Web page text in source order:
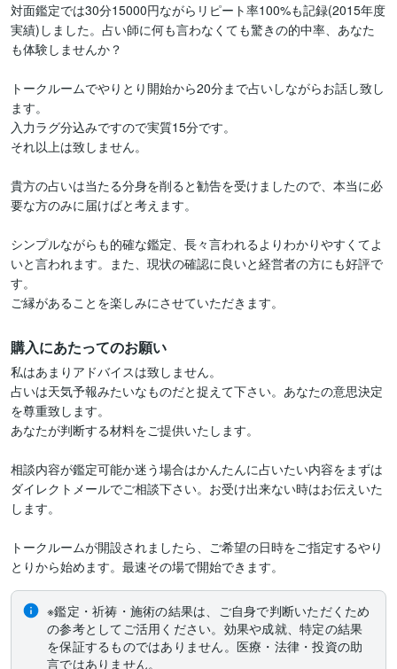
対面鑑定では30分15000円ながらリピート率100%も記録(2015年度
実績)しました。占い師に何も言わなくても驚きの的中率、あなた
も体験しませんか？
トークルームでやりとり開始から20分まで占いしながらお話し致し
ます。
入力ラグ分込みですので実質15分です。
それ以上は致しません。
貴方の占いは当たる分身を削ると勧告を受けましたので、本当に必
要な方のみに届けばと考えます。
シンプルながらも的確な鑑定、長々言われるよりわかりやすくてよ
いと言われます。また、現状の確認に良いと経営者の方にも好評で
す。
ご縁があることを楽しみにさせていただきます。
購入にあたってのお願い
私はあまりアドバイスは致しません。
占いは天気予報みたいなものだと捉えて下さい。あなたの意思決定
を尊重致します。
あなたが判断する材料をご提供いたします。
相談内容が鑑定可能か迷う場合はかんたんに占いたい内容をまずは
ダイレクトメールでご相談下さい。お受け出来ない時はお伝えいた
します。
トークルームが開設されましたら、ご希望の日時をご指定するやり
とりから始めます。最速その場で開始できます。
※鑑定・祈祷・施術の結果は、ご自身で判断いただくため
の参考としてご活用ください。効果や成就、特定の結果
を保証するものではありません。医療・法律・投資の助
言ではありません。